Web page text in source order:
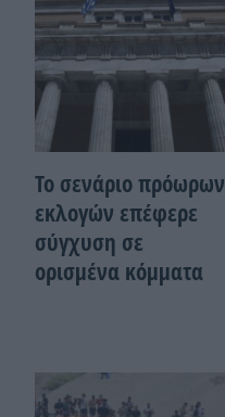
Το σενάριο πρόωρων
εκλογών επέφερε
σύγχυση σε
ορισμένα κόμματα